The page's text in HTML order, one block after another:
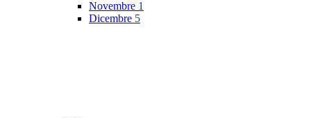
Novembre 1
Dicembre 5